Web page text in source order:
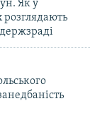
Як у